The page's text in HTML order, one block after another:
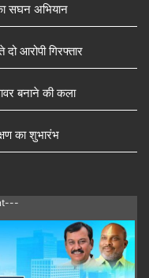
सघन अभियान
आरोपी गिरफ्तार
बनाने की कला
का शुभारंभ